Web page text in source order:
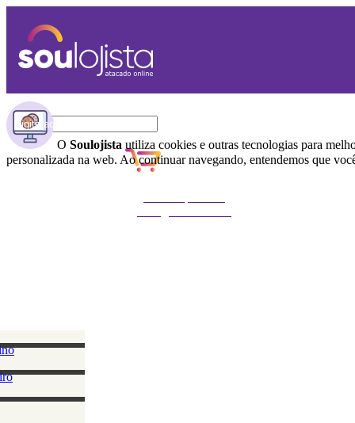
O Soulojista utiliza cookies e outras tecnologias para
personalizada na web. Ao continuar navegando, entendemos que
Acessórios